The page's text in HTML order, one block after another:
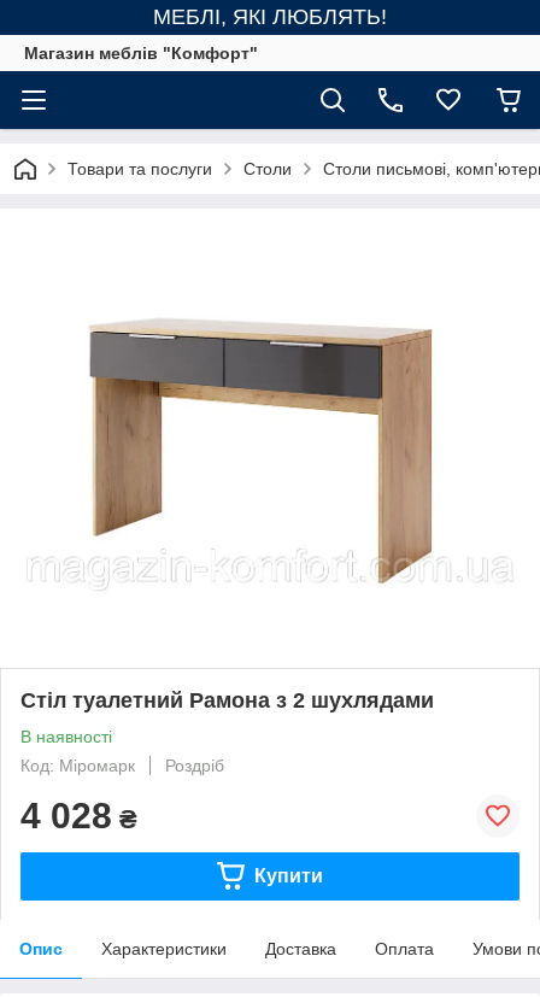
МЕБЛІ, ЯКІ ЛЮБЛЯТЬ!
Магазин меблів "Комфорт"
Товари та послуги Столи Столи письмові,
Стіл туалетний Рамона з 2 шухлядами
В наявності
Код: Міромарк
Роздріб
4 028 ₴
Купити
Опис Характеристики Доставка Оплата Умови